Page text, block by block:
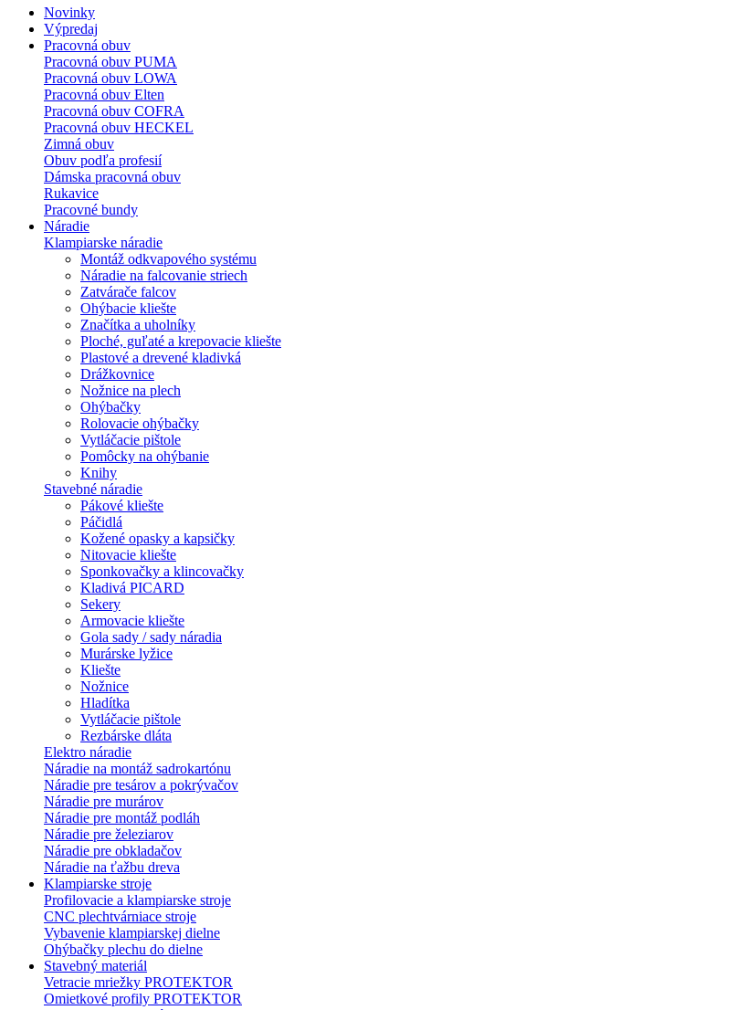
Novinky
Výpredaj
Pracovná obuv
Pracovná obuv PUMA
Pracovná obuv LOWA
Pracovná obuv Elten
Pracovná obuv COFRA
Pracovná obuv HECKEL
Zimná obuv
Obuv podľa profesií
Dámska pracovná obuv
Rukavice
Pracovné bundy
Náradie
Klampiarske náradie
Montáž odkvapového systému
Náradie na falcovanie striech
Zatvárače falcov
Ohýbacie kliešte
Značítka a uholníky
Ploché, guľaté a krepovacie kliešte
Plastové a drevené kladivká
Drážkovnice
Nožnice na plech
Ohýbačky
Rolovacie ohýbačky
Vytláčacie pištole
Pomôcky na ohýbanie
Knihy
Stavebné náradie
Pákové kliešte
Páčidlá
Kožené opasky a kapsičky
Nitovacie kliešte
Sponkovačky a klincovačky
Kladivá PICARD
Sekery
Armovacie kliešte
Gola sady / sady náradia
Murárske lyžice
Kliešte
Nožnice
Hladítka
Vytláčacie pištole
Rezbárske dláta
Elektro náradie
Náradie na montáž sadrokartónu
Náradie pre tesárov a pokrývačov
Náradie pre murárov
Náradie pre montáž podláh
Náradie pre železiarov
Náradie pre obkladačov
Náradie na ťažbu dreva
Klampiarske stroje
Profilovacie a klampiarske stroje
CNC plechtvárniace stroje
Vybavenie klampiarskej dielne
Ohýbačky plechu do dielne
Stavebný materiál
Vetracie mriežky PROTEKTOR
Omietkové profily PROTEKTOR